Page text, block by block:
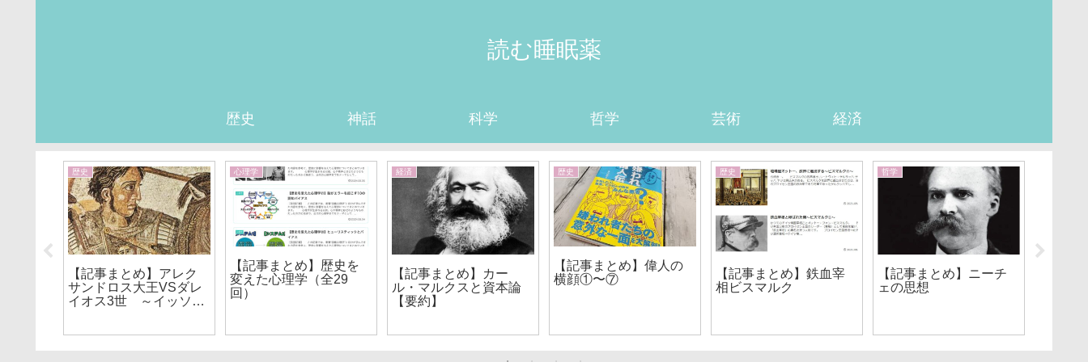
読む睡眠薬
歴史 神話 科学 哲学 芸術 経済
歴史
【記事まとめ】アレク
サンドロス大王VSダレ
イオス3世 ～イッソス
心理学
【記事まとめ】歴史を
変えた心理学（全29
回）
経済
【記事まとめ】カー
ル・マルクスと資本論
【要約】
歴史
【記事まとめ】偉人の
横顔①〜⑦
歴史
【記事まとめ】鉄血宰
相ビスマルク
哲学
【記事まとめ】ニーチ
ェの思想